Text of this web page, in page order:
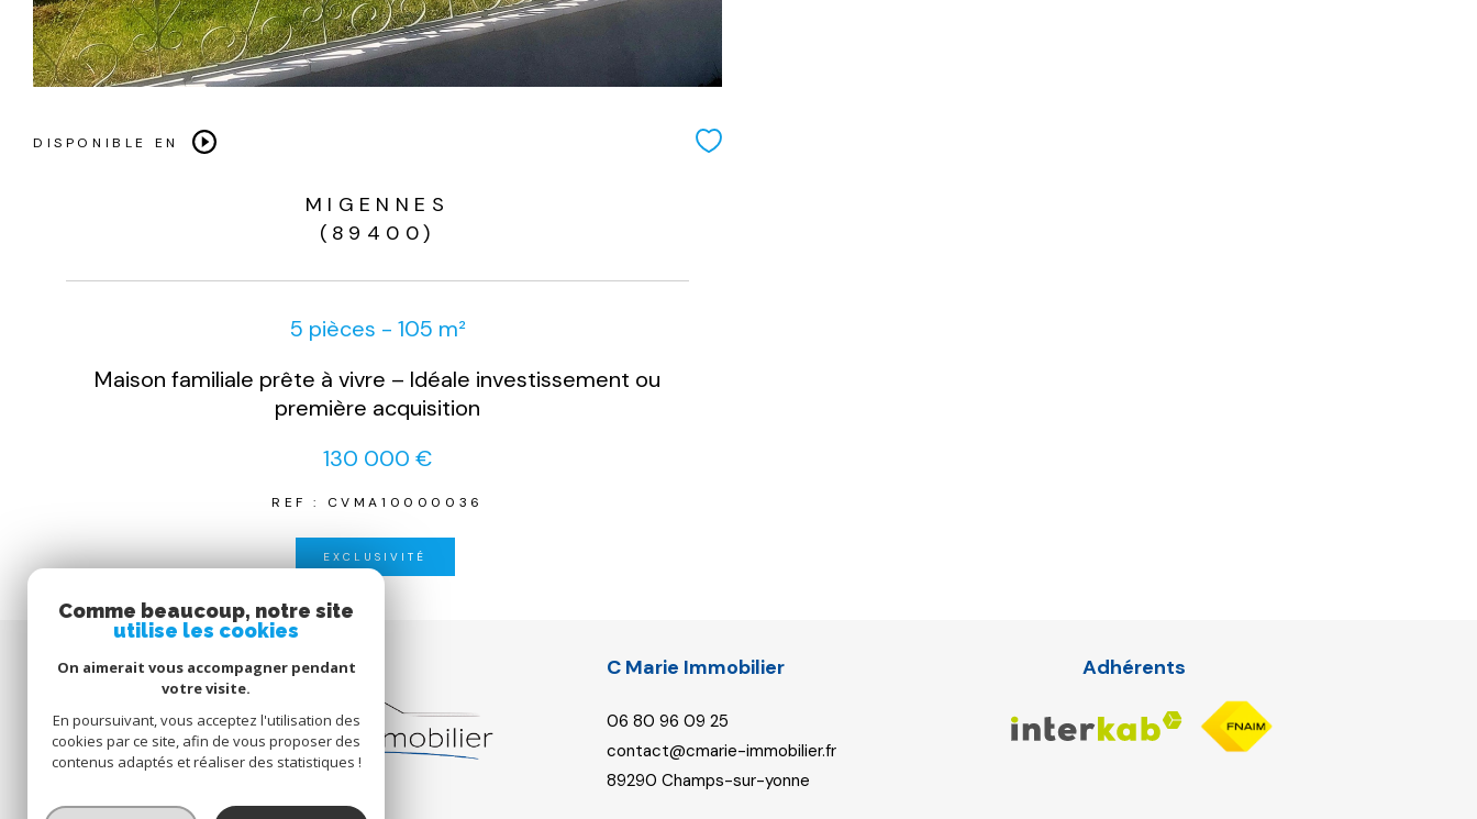
DISPONIBLE EN
MIGENNES
(89400)
5 pièces - 105 m²
Maison familiale prête à vivre – Idéale investissement ou
première acquisition
130 000 €
REF : CVMA10000036
EXCLUSIVITÉ
C Marie Immobilier
06 80 96 09 25
contact@cmarie-immobilier.fr
89290 champs-sur-yonne
Adhérents
Comme beaucoup, notre site
utilise les cookies
On aimerait vous accompagner pendant
votre visite.
En poursuivant, vous acceptez l'utilisation des
cookies par ce site, afin de vous proposer des
contenus adaptés et réaliser des statistiques !